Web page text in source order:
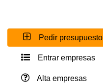
Pedir presupuesto
Entrar empresas
Alta empresas